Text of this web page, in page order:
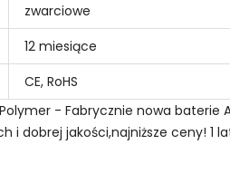
zwarciowe
12 miesiące
CE, RoHS
- Fabrycznie nowa baterie
i dobrej jakości,najniższe ceny!